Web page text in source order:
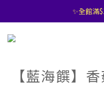
✨全館滿
【藍海饌】